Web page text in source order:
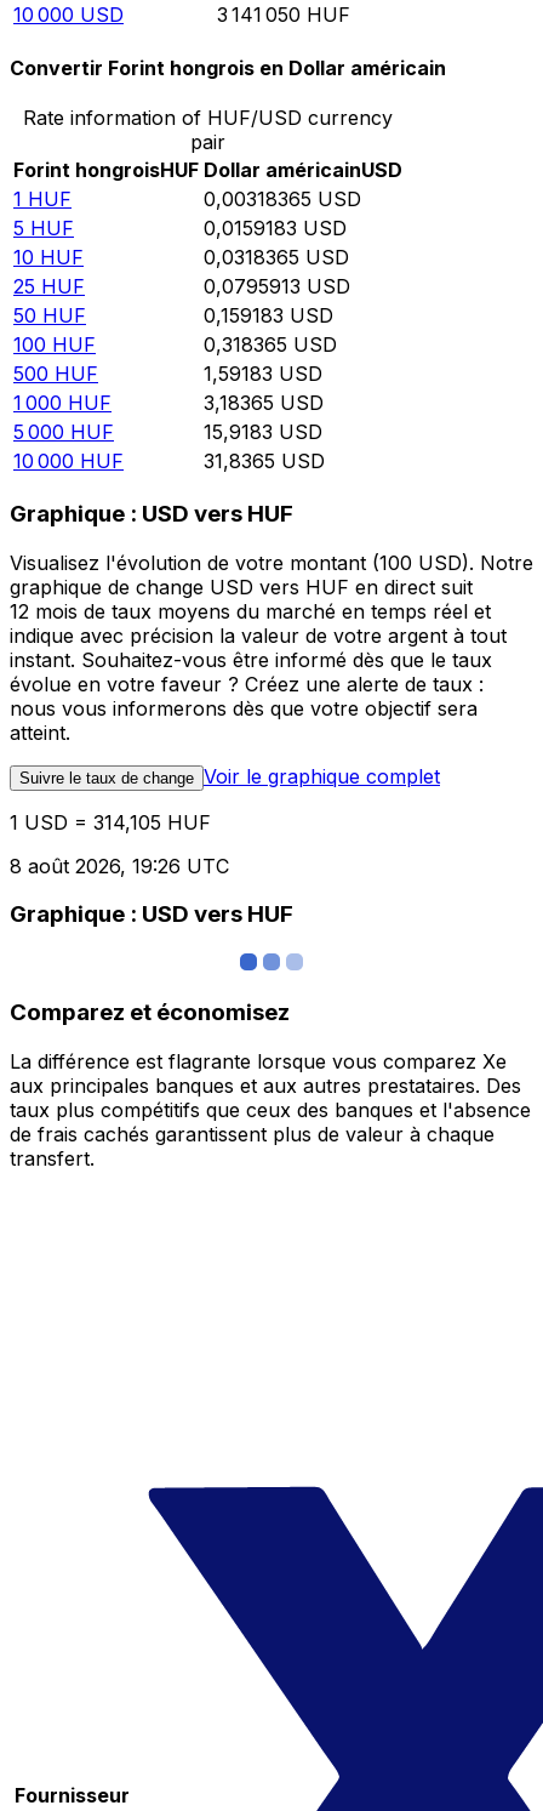
10 000 USD 3 141 050 HUF
Convertir Forint hongrois en Dollar américain
Rate information of HUF/USD currency
pair
Forint hongroisHUF Dollar américainUSD
1 HUF 0,00318365 USD
5 HUF 0,0159183 USD
10 HUF 0,0318365 USD
25 HUF 0,0795913 USD
50 HUF 0,159183 USD
100 HUF 0,318365 USD
500 HUF 1,59183 USD
1 000 HUF 3,18365 USD
5 000 HUF 15,9183 USD
10 000 HUF 31,8365 USD
Graphique : USD vers HUF
Visualisez l'évolution de votre montant (100 USD). Notre
graphique de change USD vers HUF en direct suit
12 mois de taux moyens du marché en temps réel et
indique avec précision la valeur de votre argent à tout
instant. Souhaitez-vous être informé dès que le taux
évolue en votre faveur ? Créez une alerte de taux :
nous vous informerons dès que votre objectif sera
atteint.
Suivre le taux de change Voir le graphique complet
1 USD = 314,105 HUF
8 août 2026, 19:26 UTC
Graphique : USD vers HUF
Comparez et économisez
La différence est flagrante lorsque vous comparez Xe
aux principales banques et aux autres prestataires. Des
taux plus compétitifs que ceux des banques et l'absence
de frais cachés garantissent plus de valeur à chaque
transfert.
Fournisseur